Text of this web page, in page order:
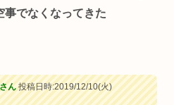
事でなくなってきた
ん投稿日時:2019/12/10(火)